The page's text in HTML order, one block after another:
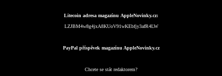
Litecoin adresa magazínu AppleNovinky.cz:
LZJBM4w8g4jxA8KUoV91wKEbfjy3afR4LW
PayPal příspěvek magazínu AppleNovinky.cz
Chcete se stát redaktorem?